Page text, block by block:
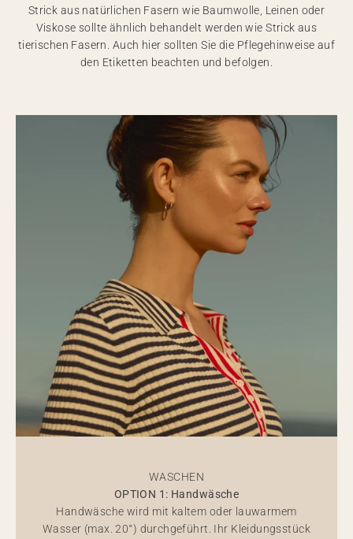
Strick aus natürlichen Fasern wie Baumwolle, Leinen oder
Viskose sollte ähnlich behandelt werden wie Strick aus
tierischen Fasern. Auch hier sollten Sie die Pflegehinweise auf
den Etiketten beachten und befolgen.
WASCHEN
OPTION 1: Handwäsche
Handwäsche wird mit kaltem oder lauwarmem
Wasser (max. 20°) durchgeführt. Ihr Kleidungsstück